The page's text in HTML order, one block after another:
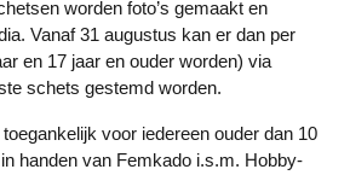
worden foto’s gemaakt en
Vanaf 31 augustus kan er dan per
en 17 jaar en ouder worden) via
schets gestemd worden.
handen van Femkado i.s.m. Hobby-